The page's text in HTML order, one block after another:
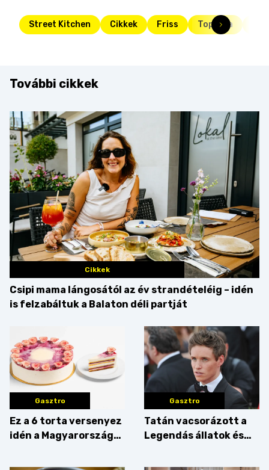
Street Kitchen Cikkek Friss Toplista
További cikkek
Cikkek
Csipi mama lángosától az év strandételéig – idén
is felzabáltuk a Balaton déli partját
Gasztro
Ez a 6 torta versenyez
idén a Magyarország
Gasztro
Tatán vacsorázott a
Legendás állatok és